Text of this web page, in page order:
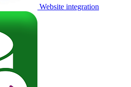
Website integration